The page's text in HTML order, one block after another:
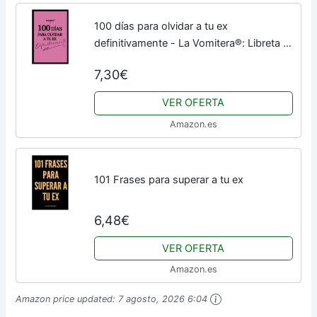
100 días para olvidar a tu ex
definitivamente - La Vomitera®: Libreta de
para sanar el corazón roto (Las
Vomiteras®)
7,30€
VER OFERTA
Amazon.es
101 Frases para superar a tu ex
6,48€
VER OFERTA
Amazon.es
Amazon price updated: 7 agosto, 2026 6:04